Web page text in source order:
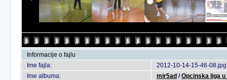
Informacije o fajlu
Ime fajla:
2012-10-14-15-46-08.jpg
Ime albuma:
mir5ad /Opcinska liga